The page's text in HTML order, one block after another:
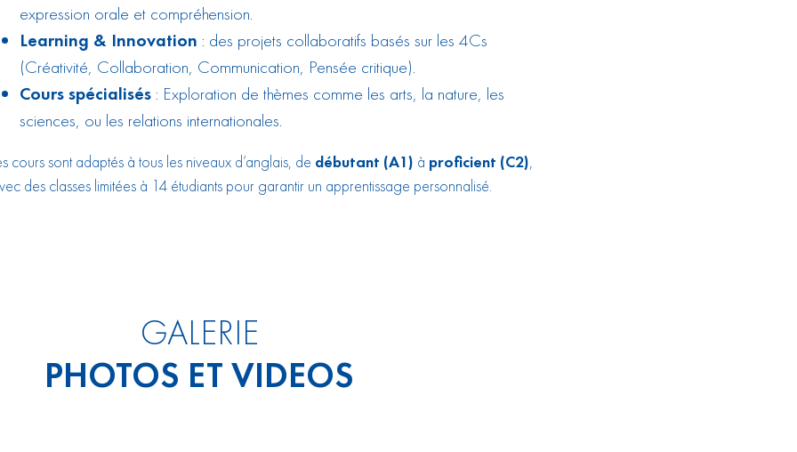
expression orale et compréhension.
Learning & Innovation : des projets collaboratifs basés sur les 4Cs
(Créativité, Collaboration, Communication, Pensée critique).
Cours spécialisés : Exploration de thèmes comme les arts, la nature, les
sciences, ou les relations internationales.
cours sont adaptés à tous les niveaux d’anglais, de débutant (A1) à proficient (C2),
des classes limitées à 14 étudiants pour garantir un apprentissage personnalisé.
GALERIE
PHOTOS ET VIDEOS